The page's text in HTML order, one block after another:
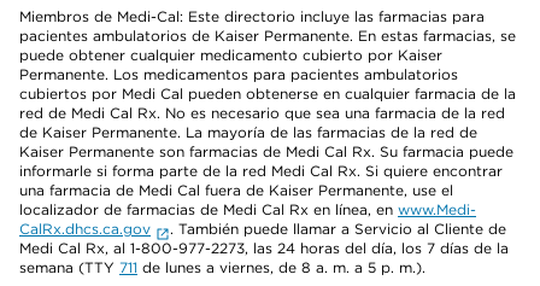
Miembros de Medi-Cal: Este directorio incluye las farmacias para
pacientes ambulatorios de Kaiser Permanente. En estas farmacias, se
puede obtener cualquier medicamento cubierto por Kaiser
Permanente. Los medicamentos para pacientes ambulatorios
cubiertos por Medi Cal pueden obtenerse en cualquier farmacia de la
red de Medi Cal Rx. No es necesario que sea una farmacia de la red
de Kaiser Permanente. La mayoría de las farmacias de la red de
Kaiser Permanente son farmacias de Medi Cal Rx. Su farmacia puede
informarle si forma parte de la red Medi Cal Rx. Si quiere encontrar
una farmacia de Medi Cal fuera de Kaiser Permanente, use el
localizador de farmacias de Medi Cal Rx en línea, en www.Medi-
CalRx.dhcs.ca.gov
. También puede llamar a Servicio al Cliente de
Medi Cal Rx, al 1-800-977-2273, las 24 horas del día, los 7 días de la
semana (TTY 711 de lunes a viernes, de 8 a. m. a 5 p. m.).